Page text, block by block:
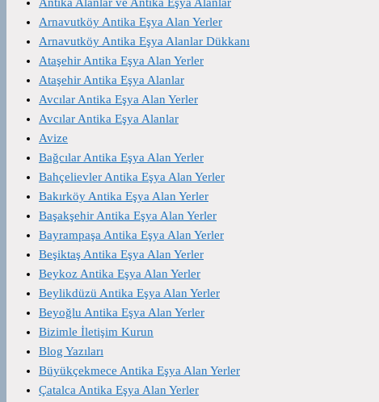
Arnavutköy Antika Eşya Alan Yerler
Arnavutköy Antika Eşya Alanlar Dükkanı
Ataşehir Antika Eşya Alan Yerler
Ataşehir Antika Eşya Alanlar
Avcılar Antika Eşya Alan Yerler
Avcılar Antika Eşya Alanlar
Avize
Bağcılar Antika Eşya Alan Yerler
Bahçelievler Antika Eşya Alan Yerler
Bakırköy Antika Eşya Alan Yerler
Başakşehir Antika Eşya Alan Yerler
Bayrampaşa Antika Eşya Alan Yerler
Beşiktaş Antika Eşya Alan Yerler
Beykoz Antika Eşya Alan Yerler
Beylikdüzü Antika Eşya Alan Yerler
Beyoğlu Antika Eşya Alan Yerler
Bizimle İletişim Kurun
Blog Yazıları
Büyükçekmece Antika Eşya Alan Yerler
Çatalca Antika Eşya Alan Yerler